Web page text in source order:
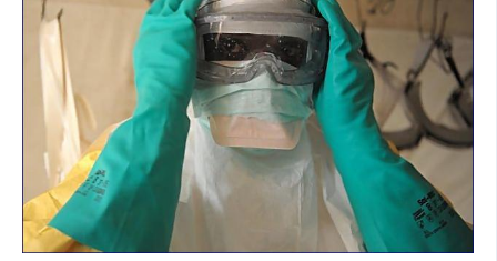
ROZHOVORY
TÉMATA
NEJČTENĚJŠÍ ZA 7 DNÍ
AUTOŘI
PŘÍSPĚVKY NA PROVOZ